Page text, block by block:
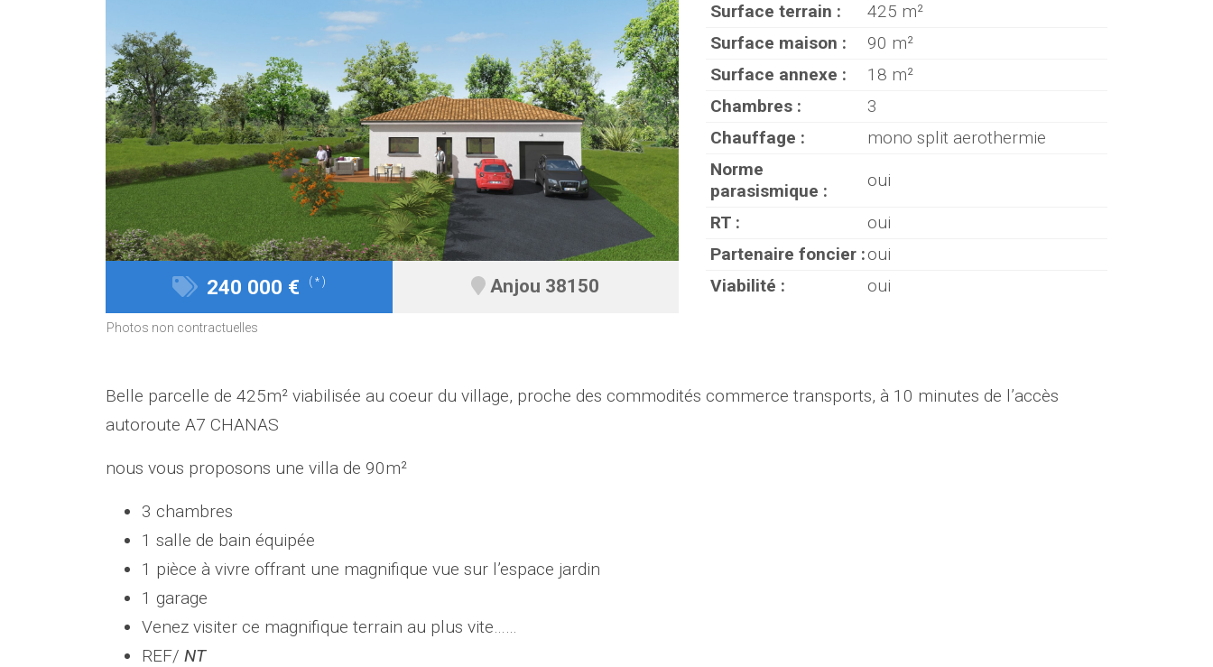
240 000 € ( * ) Anjou 38150
Surface terrain :
425 m²
Surface maison :
90 m²
Surface annexe :
18 m²
Chambres :
3
Chauffage :
mono split aerothermie
Norme
parasismique :
oui
RT :
oui
Partenaire foncier :oui
Viabilité :
oui
Photos non contractuelles
Belle parcelle de 425m² viabilisée au coeur du village, proche des commodités commerce transports, à 10 minutes de l’accès
autoroute A7 CHANAS
nous vous proposons une villa de 90m²
3 chambres
1 salle de bain équipée
1 pièce à vivre offrant une magnifique vue sur l’espace jardin
1 garage
Venez visiter ce magnifique terrain au plus vite……
REF/ NT